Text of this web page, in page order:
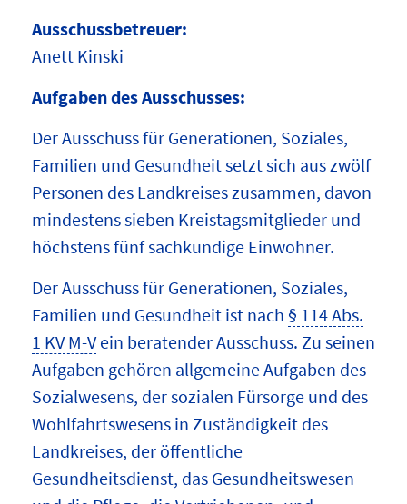
Ausschussbetreuer:
Anett Kinski
Aufgaben des Ausschusses:
Der Ausschuss für Generationen, Soziales,
Familien und Gesundheit setzt sich aus zwölf
Personen des Landkreises zusammen, davon
mindestens sieben Kreistagsmitglieder und
höchstens fünf sachkundige Einwohner.
Der Ausschuss für Generationen, Soziales,
Familien und Gesundheit ist nach § 114 Abs.
1 KV M-Vein beratender Ausschuss. Zu seinen
Aufgaben gehören allgemeine Aufgaben des
Sozialwesens, der sozialen Fürsorge und des
Wohlfahrtswesens in Zuständigkeit des
Landkreises, der öffentliche
Gesundheitsdienst, das Gesundheitswesen